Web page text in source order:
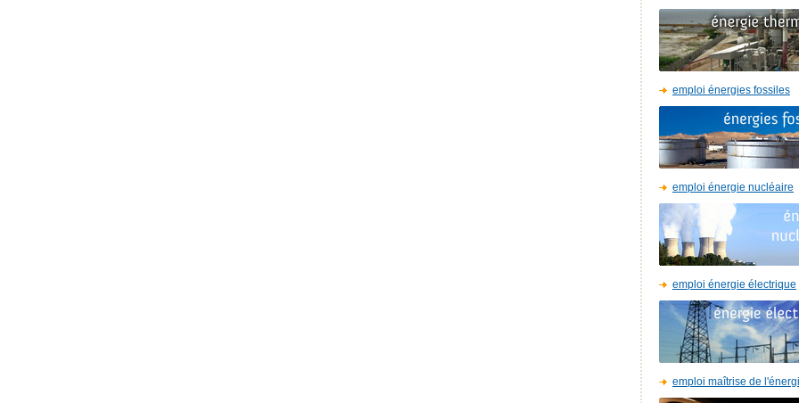
emploi énergies fossiles
emploi énergie nucléaire
emploi énergie électrique
emploi maîtrise de